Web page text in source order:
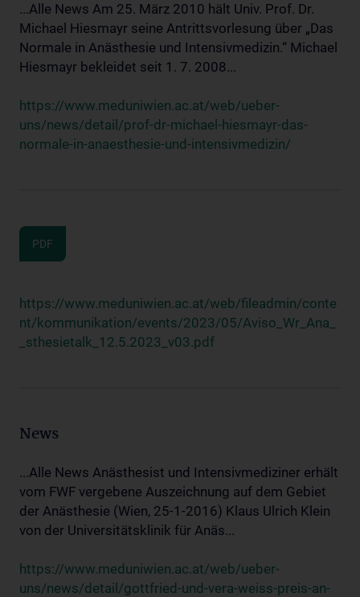
...Alle News Am 25. März 2010 hält Univ. Prof. Dr.
Michael Hiesmayr seine Antrittsvorlesung über „Das
Normale in Anästhesie und Intensivmedizin.“ Michael
Hiesmayr bekleidet seit 1. 7. 2008...
https://www.meduniwien.ac.at/web/ueber-
uns/news/detail/prof-dr-michael-hiesmayr-das-
normale-in-anaesthesie-und-intensivmedizin/
PDF
https://www.meduniwien.ac.at/web/fileadmin/conte
nt/kommunikation/events/2023/05/Aviso_Wr_Ana_
_sthesietalk_12.5.2023_v03.pdf
News
...Alle News Anästhesist und Intensivmediziner erhält
vom FWF vergebene Auszeichnung auf dem Gebiet
der Anästhesie (Wien, 25-1-2016) Klaus Ulrich Klein
von der Universitätsklinik für Anäs...
https://www.meduniwien.ac.at/web/ueber-
uns/news/detail/gottfried-und-vera-weiss-preis-an-